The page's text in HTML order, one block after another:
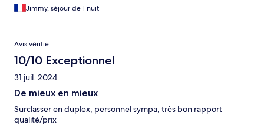
Jimmy, séjour de 1 nuit
Avis vérifié
10/10 Exceptionnel
31 juil. 2024
De mieux en mieux
Surclasser en duplex, personnel sympa, très bon rapport
qualité/prix